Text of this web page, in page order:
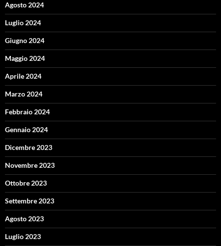
Agosto 2024
Luglio 2024
Giugno 2024
Maggio 2024
Aprile 2024
Marzo 2024
Febbraio 2024
Gennaio 2024
Dicembre 2023
Novembre 2023
Ottobre 2023
Settembre 2023
Agosto 2023
Luglio 2023